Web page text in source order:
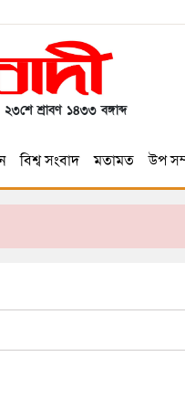
শ্রাবণ ১৪৩৩ বঙ্গাব্দ
বিশ্ব সংবাদ মতামত উপ